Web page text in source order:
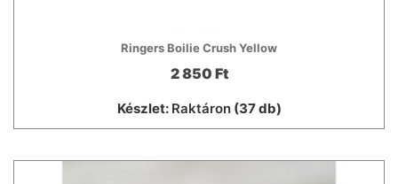
Ringers Boilie Crush Yellow
2 850 Ft
Készlet: Raktáron(37 db)